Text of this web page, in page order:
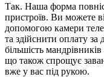
Так. Наша форма
пристроїв. Ви можете
допомогою камери
та здійснити оплату
більшість
що також спрощує
вже у вас під рукою.